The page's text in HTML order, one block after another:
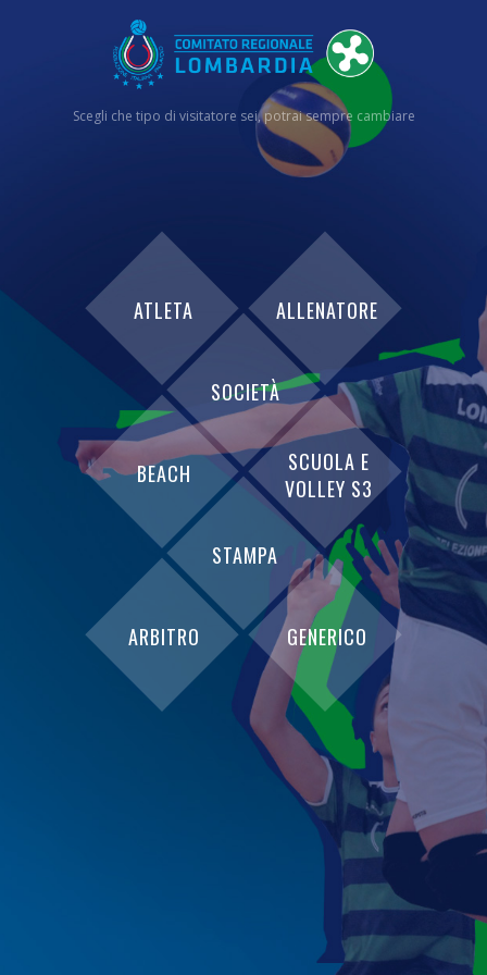
Scegli che tipo di visitatore sei, potrai sempre cambiare
GENERICO
ALLENATORE
SOCIETÀ
BEACH
STAMPA
ARBITRO
ATLETA
SCUOLA E
VOLLEY S3